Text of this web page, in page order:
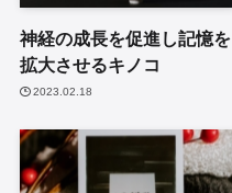
神経の成長を促進し記憶を
拡大させるキノコ
2023.02.18